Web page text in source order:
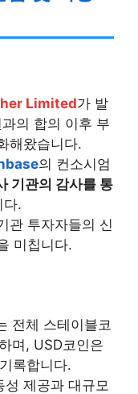
Limited가 발
의 합의 이후 부
해왔습니다.
의 컨소시엄
기관의 감사를 통
다.
관 투자자들의 신
미칩니다.
전체 스테이블코
며, USD코인은
록합니다.
제공과 대규모